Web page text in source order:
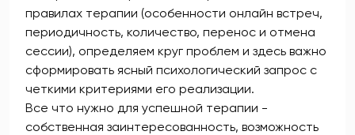
правилах терапии (особенности онлайн встреч,
периодичность, количество, перенос и отмена
сессии), определяем круг проблем и здесь важно
сформировать ясный психологический запрос с
четкими критериями его реализации.
Все что нужно для успешной терапии -
собственная заинтересованность, возможность